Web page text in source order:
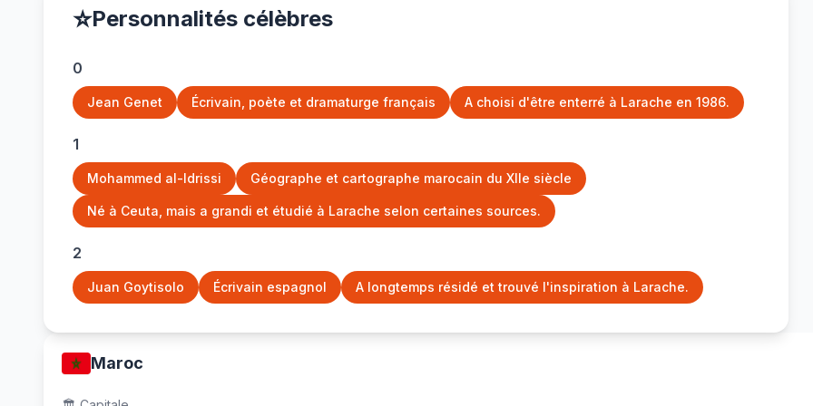
⭐Personnalités célèbres
0
Jean Genet Écrivain, poète et dramaturge français A choisi d'être enterré à Larache en 1986.
1
Mohammed al-Idrissi Géographe et cartographe marocain du XIIe siècle
Né à Ceuta, mais a grandi et étudié à Larache selon certaines sources.
2
Juan Goytisolo Écrivain espagnol A longtemps résidé et trouvé l'inspiration à Larache.
Maroc